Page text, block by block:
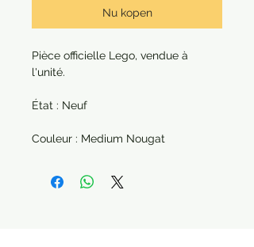
Nu kopen
Pièce officielle Lego, vendue à
l'unité.
État : Neuf
Couleur : Medium Nougat